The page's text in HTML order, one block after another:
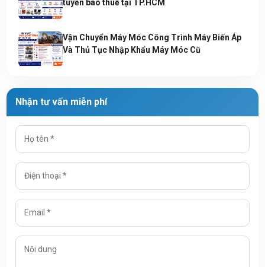
tuyến bao thuế tại TP.HCM
Vận Chuyển Máy Móc Công Trình Máy Biến Áp
Và Thủ Tục Nhập Khẩu Máy Móc Cũ
Nhận tư vấn miễn phí